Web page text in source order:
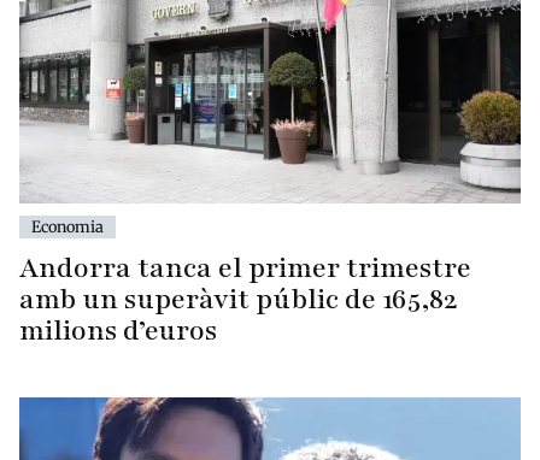
Economia
Andorra tanca el primer trimestre
amb un superàvit públic de 165,82
milions d’euros